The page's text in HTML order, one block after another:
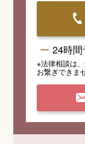
24時
※法律相談は
お繋ぎできま